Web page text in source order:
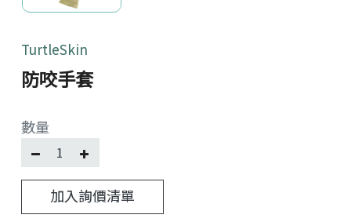
TurtleSkin
防咬手套
數量
加入詢價清單